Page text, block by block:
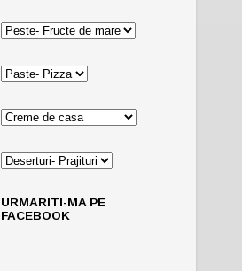
URMARITI-MA PE
FACEBOOK